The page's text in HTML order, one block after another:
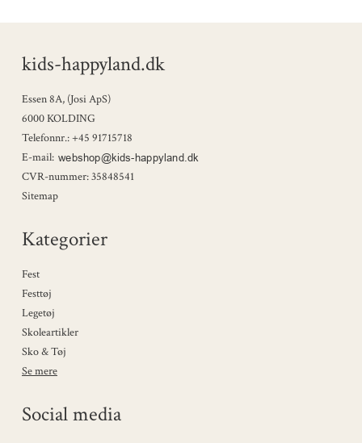
kids-happyland.dk
Essen 8A, (Josi ApS)
6000 KOLDING
Telefonnr.:+45 91715718
E-mail:
CVR-nummer:35848541
Sitemap
Kategorier
Fest
Festtøj
Legetøj
Skoleartikler
Sko & Tøj
Se mere
Social media